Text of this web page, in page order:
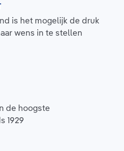
is het mogelijk de druk
wens in te stellen
de hoogste
1929